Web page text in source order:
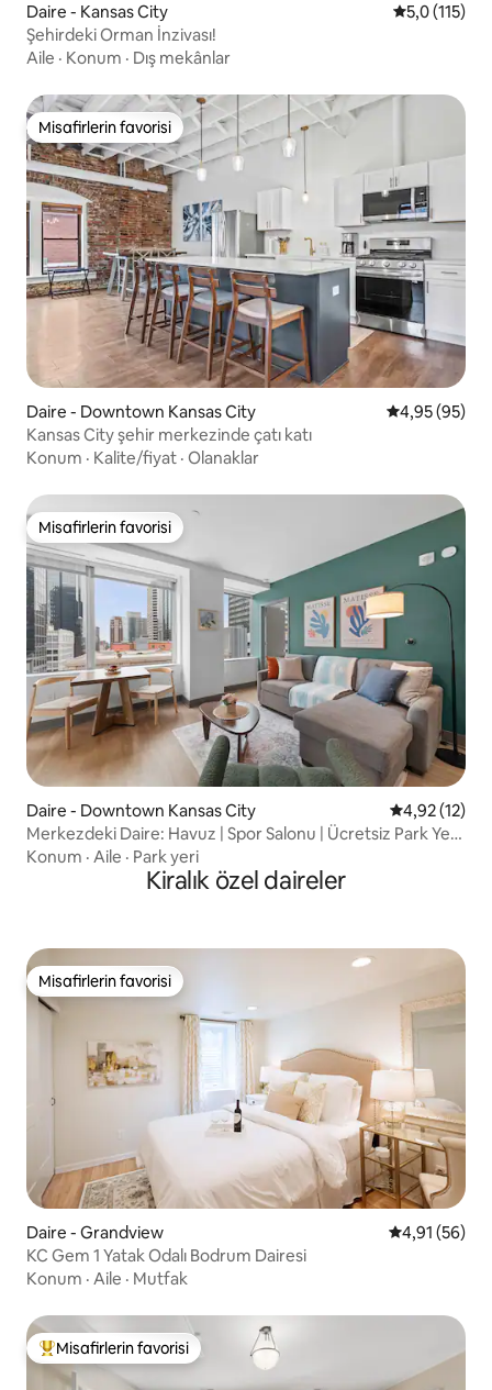
Daire - Kansas City 5 üzerinden
5,0 (115)
Şehirdeki Orman İnzivası!
Aile · Konum · Dış mekânlar
Misafirlerin favorisi
Misafirlerin favorisi
Daire - Downtown Kansas City 5 üzerinden
4,95 (95)
Kansas City şehir merkezinde çatı katı
Konum · Kalite/fiyat · Olanaklar
Misafirlerin favorisi
Misafirlerin favorisi
Daire - Downtown Kansas City 5 üzerinden
4,92 (12)
Merkezdeki Daire: Havuz | Spor Salonu | Ücretsiz Park Yeri
| Şehir Merkezi
Konum · Aile · Park yeri
Kiralık özel daireler
Misafirlerin favorisi
Misafirlerin favorisi
Daire - Grandview 5 üzerinden
4,91 (56)
KC Gem 1 Yatak Odalı Bodrum Dairesi
Konum · Aile · Mutfak
Misafirlerin favorilerinden en beğenilenler arasında
Misafirlerin favorisi